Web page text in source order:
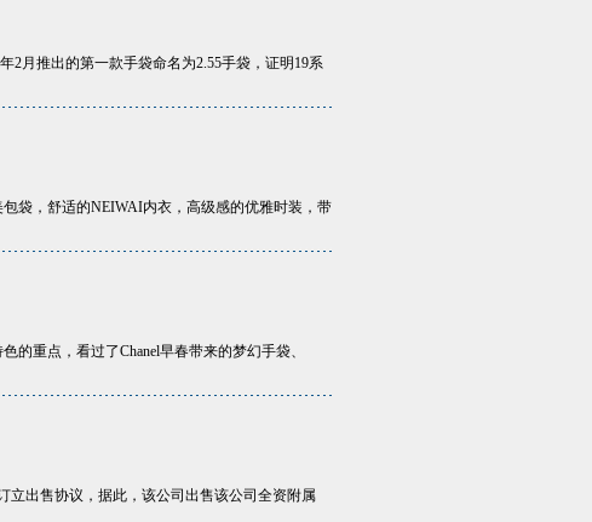
2月推出的第一款手袋命名为2.55手袋，证明19系
袋，舒适的NEIWAI内衣，高级感的优雅时装，带
重点，看过了Chanel早春带来的梦幻手袋、
立出售协议，据此，该公司出售该公司全资附属